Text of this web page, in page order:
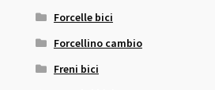
Forcelle bici
Forcellino cambio
Freni bici